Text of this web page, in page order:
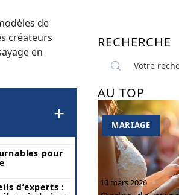
de
créateurs
en
pour
d’experts :
RECHERCHE
AU TOP
MARIAGE
10 mars 2026